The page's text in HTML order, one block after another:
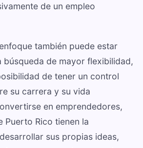
de un empleo
también puede estar
búsqueda de mayor flexibilidad,
de tener un control
su carrera y su vida
en emprendedores,
Puerto Rico tienen la
sus propias ideas,